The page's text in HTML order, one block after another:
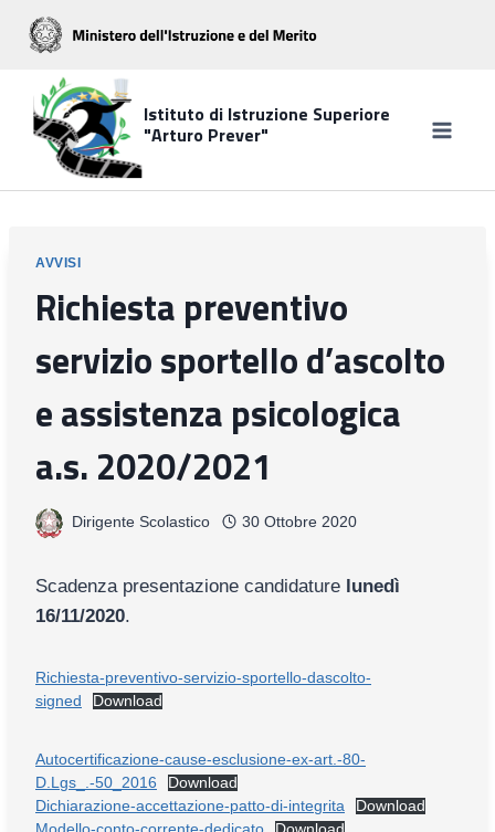
Salta
contenuto
Istituto di Istruzione Superiore
"Arturo Prever"
AVVISI
Richiesta preventivo
servizio sportello d’ascolto
e assistenza psicologica
a.s. 2020/2021
Dirigente Scolastico 30 Ottobre 2020
Scadenza presentazione candidature lunedì
16/11/2020.
Richiesta-preventivo-servizio-sportello-dascolto-
signed
Download
Autocertificazione-cause-esclusione-ex-art.-80-
D.Lgs_.-50_2016
Download
Dichiarazione-accettazione-patto-di-integrita
Download